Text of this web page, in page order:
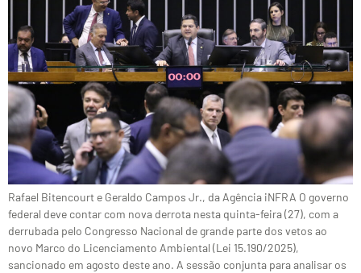
Rafael Bitencourt e Geraldo Campos Jr., da Agência iNFRA O governo
federal deve contar com nova derrota nesta quinta-feira (27), com a
derrubada pelo Congresso Nacional de grande parte dos vetos ao
novo Marco do Licenciamento Ambiental (Lei 15.190/2025),
sancionado em agosto deste ano. A sessão conjunta para analisar os